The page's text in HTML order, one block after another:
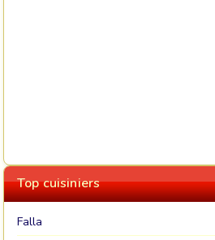
Top cuisiniers
Falla